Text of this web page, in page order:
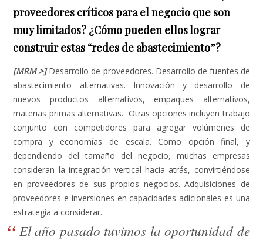
proveedores críticos para el negocio que son
muy limitados? ¿Cómo pueden ellos lograr
construir estas “redes de abastecimiento”?
[MRM >] Desarrollo de proveedores. Desarrollo de fuentes de
abastecimiento alternativas. Innovación y desarrollo de
nuevos productos alternativos, empaques alternativos,
materias primas alternativas. Otras opciones incluyen trabajo
conjunto con competidores para agregar volúmenes de
compra y economías de escala. Como opción final, y
dependiendo del tamaño del negocio, muchas empresas
consideran la integración vertical hacia atrás, convirtiéndose
en proveedores de sus propios negocios. Adquisiciones de
proveedores e inversiones en capacidades adicionales es una
estrategia a considerar.
El año pasado tuvimos la oportunidad de